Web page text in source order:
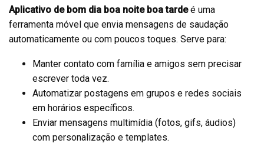
Aplicativo de bom dia boa noite boa tardeé uma
ferramenta móvel que envia mensagens de saudação
automaticamente ou com poucos toques. Serve para:
Manter contato com família e amigos sem precisar
escrever toda vez.
Automatizar postagens em grupos e redes sociais
em horários específicos.
Enviar mensagens multimídia (fotos, gifs, áudios)
com personalização e templates.